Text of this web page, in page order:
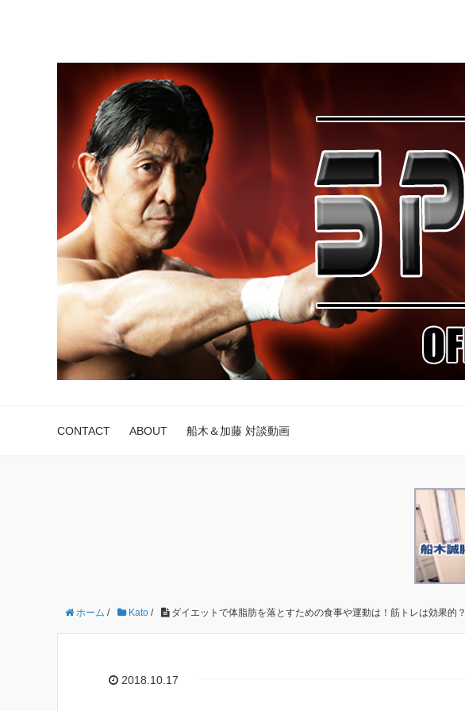
CONTACT ABOUT 船木＆加藤 対談動画
ホーム / Kato / ダイエットで体脂肪を落とすための食事や運動は！筋トレは効果的？
2018.10.17